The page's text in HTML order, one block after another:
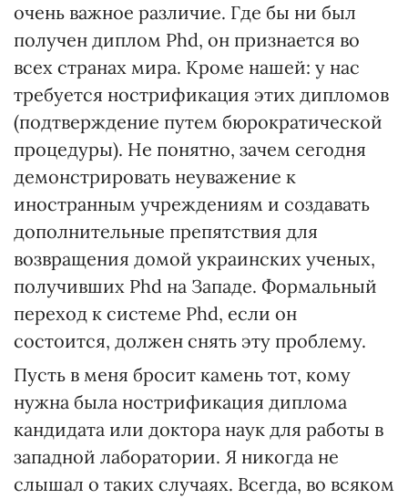
очень важное различие. Где бы ни был
получен диплом Phd, он признается во
всех странах мира. Кроме нашей: у нас
требуется нострификация этих дипломов
(подтверждение путем бюрократической
процедуры). Не понятно, зачем сегодня
демонстрировать неуважение к
иностранным учреждениям и создавать
дополнительные препятствия для
возвращения домой украинских ученых,
получивших Phd на Западе. Формальный
переход к системе Phd, если он
состоится, должен снять эту проблему.
Пусть в меня бросит камень тот, кому
нужна была нострификация диплома
кандидата или доктора наук для работы в
западной лаборатории. Я никогда не
слышал о таких случаях. Всегда, во всяком